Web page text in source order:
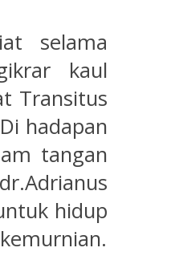
selama
kaul
Transitus
hadapan
tangan
hidup